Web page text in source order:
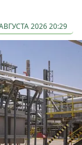
2026 20:29